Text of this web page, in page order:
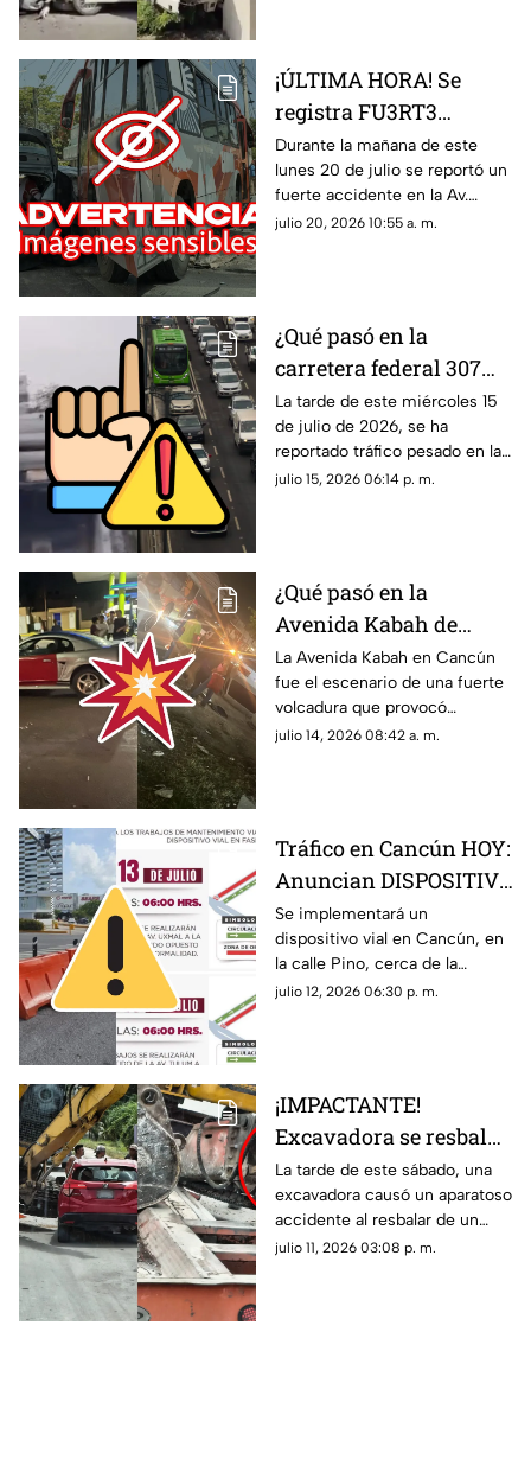
¡ÚLTIMA HORA! Se
registra FU3RT3
accidente en la Av.
Kabah en Cancún HOY
20 de julio; hay
lesionados
Durante la mañana de este
lunes 20 de julio se reportó un
fuerte accidente en la Av.
Kabah en Cancún. De manera
julio 20, 2026 10:55 a. m.
¿Qué pasó en la
carretera federal 307
tramo Cancún-Playa
del Carmen? Reportan
tráfico pesado la tarde
de HOY, miércoles 15 de
La tarde de este miércoles 15
de julio de 2026, se ha
reportado tráfico pesado en la
carretera federal 307 tramo
julio 15, 2026 06:14 p. m.
¿Qué pasó en la
Avenida Kabah de
Cancún? Esto se sabe
de la fuerte volcadura
provocada por un auto
de lujo
La Avenida Kabah en Cancún
fue el escenario de una fuerte
volcadura que provocó
congestionamiento vial
julio 14, 2026 08:42 a. m.
Tráfico en Cancún HOY:
Anuncian DISPOSITIVO
VIAL en calle Pino; aquí
las FECHAS de
duración y rutas
ALTERNAS
Se implementará un
dispositivo vial en Cancún, en
la calle Pino, cerca de la
Glorieta del Monumento a la
julio 12, 2026 06:30 p. m.
¡IMPACTANTE!
Excavadora se resbala
de tráiler y causa
4cc1d3nt3 contra
vehículo en la Av.
López Portillo en
La tarde de este sábado, una
excavadora causó un aparatoso
accidente al resbalar de un
tráiler donde era transportada
julio 11, 2026 03:08 p. m.